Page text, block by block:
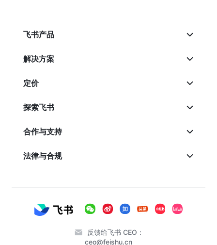
飞书产品
解决方案
定价
探索飞书
合作与支持
法律与合规
反馈给飞书 CEO：
ceo@feishu.cn